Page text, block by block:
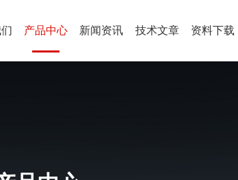
产品中心 新闻资讯 技术文章 资料下载